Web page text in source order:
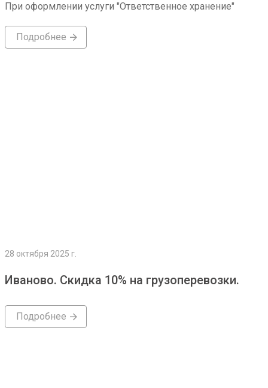
При оформлении услуги "Ответственное хранение"
Подробнее
28 октября 2025 г.
Иваново. Скидка 10% на грузоперевозки.
Подробнее